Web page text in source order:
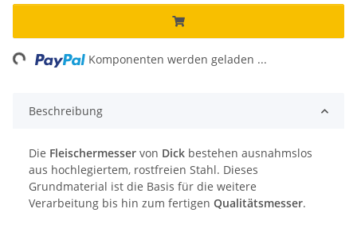
Komponenten werden geladen ...
Beschreibung
Die Fleischermesser von Dick bestehen ausnahmslos
aus hochlegiertem, rostfreien Stahl. Dieses
Grundmaterial ist die Basis für die weitere
Verarbeitung bis hin zum fertigen Qualitätsmesser.